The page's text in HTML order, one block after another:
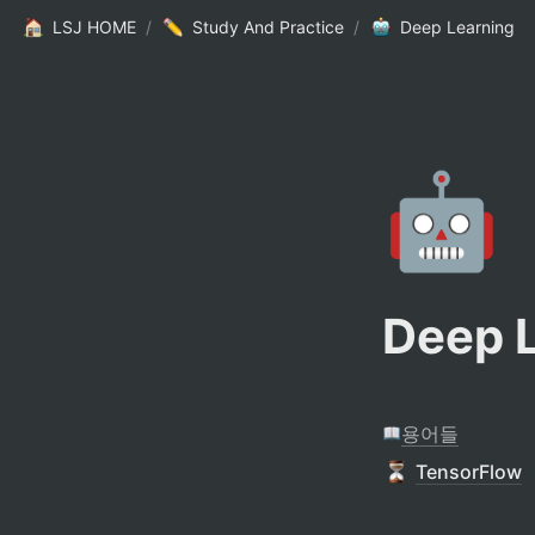
LSJ HOME / Study And Practice / Deep Learning
🤖
Deep
용어들
TensorFlow